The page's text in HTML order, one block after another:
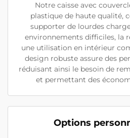
Notre caisse avec
plastique de haute qualité,
supporter de lourdes
environnements difficiles, la
une utilisation en intérieur
design robuste assure des
réduisant ainsi le besoin de
et permettant des
Options